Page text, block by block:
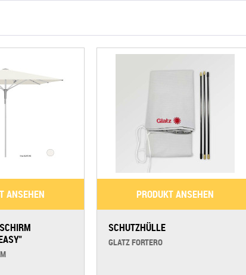
ANSEHEN PRODUKT ANSEHEN
SCHUTZHÜLLE
GLATZ FORTERO